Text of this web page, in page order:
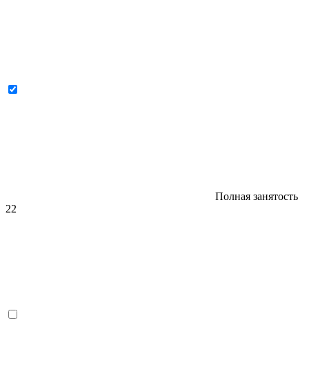
Полная занятость
22